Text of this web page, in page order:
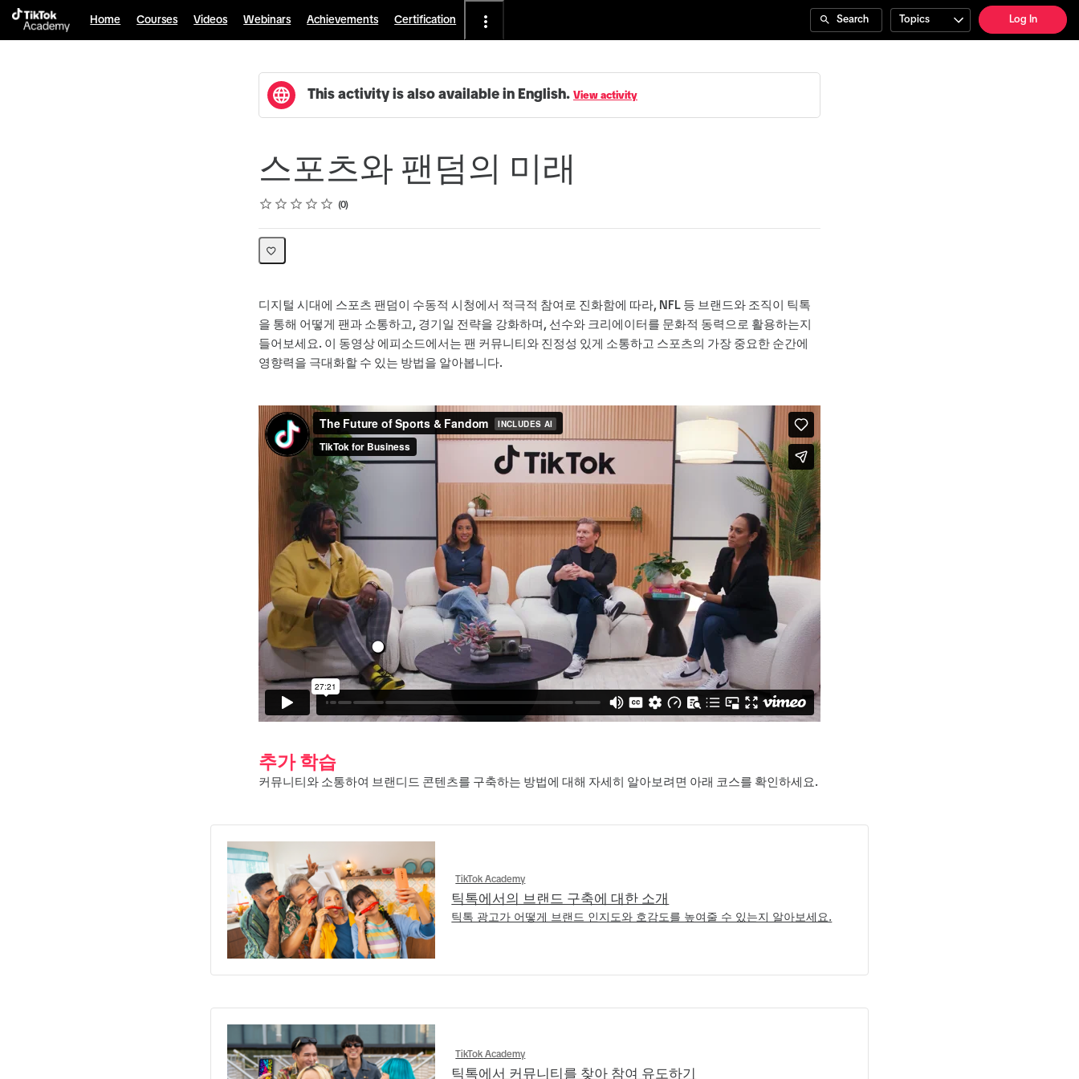
Home Courses Videos Webinars Achievements Certification Search Topics Log In
This activity is also available in English. View activity
스포츠와 팬덤의 미래
Rating
1 star
2 stars
3 stars
4 stars
5 stars
Average rating: 0 0
No reviews
디지털 시대에 스포츠 팬덤이 수동적 시청에서 적극적 참여로 진화함에 따라, NFL 등 브랜드와 조직이 틱톡
을 통해 어떻게 팬과 소통하고, 경기일 전략을 강화하며, 선수와 크리에이터를 문화적 동력으로 활용하는지
들어보세요. 이 동영상 에피소드에서는 팬 커뮤니티와 진정성 있게 소통하고 스포츠의 가장 중요한 순간에
영향력을 극대화할 수 있는 방법을 알아봅니다.
추가 학습
커뮤니티와 소통하여 브랜디드 콘텐츠를 구축하는 방법에 대해 자세히 알아보려면 아래 코스를 확인하세요.
TikTok Academy
틱톡에서의 브랜드 구축에 대한 소개
틱톡 광고가 어떻게 브랜드 인지도와 호감도를 높여줄 수 있는지 알아보세요.
TikTok Academy
틱톡에서 커뮤니티를 찾아 참여 유도하기